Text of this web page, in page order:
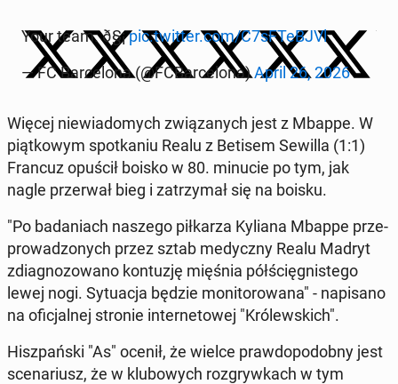
Your team. ð§¡pic.twitter.com/C7sFTe­BJVl
— FC Bar­ce­lo­na (@FCBar­ce­lo­na)April 26, 2026
Więcej nie­wia­do­mych zwią­za­nych jest z Mbappe. W
piąt­ko­wym spo­tka­niu Realu z Betisem Sewilla (1:1)
Francuz opuścił boisko w 80. minucie po tym, jak
nagle prze­rwał bieg i za­trzy­mał się na boisku.
"Po ba­da­niach naszego pił­ka­rza Kyliana Mbappe prze­
pro­wa­dzo­nych przez sztab me­dycz­ny Realu Madryt
zdia­gno­zo­wa­no kon­tu­zję mięśnia pół­ścię­gni­ste­go
lewej nogi. Sy­tu­acja będzie mo­ni­to­ro­wa­na" - na­pi­sa­no
na ofi­cjal­nej stronie in­ter­ne­to­wej "Kró­lew­skich".
Hisz­pań­ski "As" ocenił, że wielce praw­do­po­dob­ny jest
sce­na­riusz, że w klu­bo­wych roz­gryw­kach w tym